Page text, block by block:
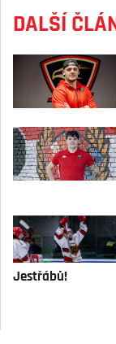
DALŠÍ
Jestřábů!